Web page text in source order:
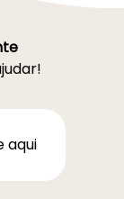
aqui